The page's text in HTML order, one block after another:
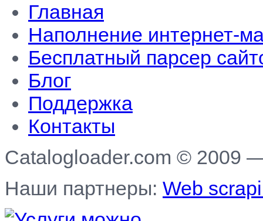
Главная
Наполнение интернет-
Бесплатный парсер
Блог
Поддержка
Контакты
Catalogloader.com © 2009
Наши партнеры: Web